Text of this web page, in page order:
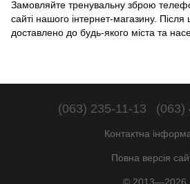
Замовляйте тренувальну зброю
сайті нашого інтернет-магазину. Після
доставлено до будь-якого міста та
(063) 235-11-13 (063)
Контактна
Повна версія